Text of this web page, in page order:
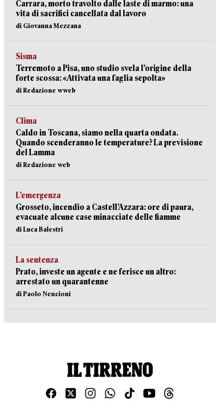
Carrara, morto travolto dalle laste di marmo: una
vita di sacrifici cancellata dal lavoro
di Giovanna Mezzana
Sisma
Terremoto a Pisa, uno studio svela l’origine della
forte scossa: «Attivata una faglia sepolta»
di Redazione wweb
Clima
Caldo in Toscana, siamo nella quarta ondata.
Quando scenderanno le temperature? La previsione
del Lamma
di Redazione web
L’emergenza
Grosseto, incendio a Castell’Azzara: ore di paura,
evacuate alcune case minacciate delle fiamme
di Luca Balestri
La sentenza
Prato, investe un agente e ne ferisce un altro:
arrestato un quarantenne
di Paolo Nencioni